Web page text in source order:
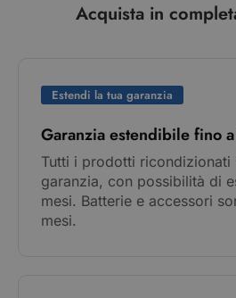
Acquista in
Estendi la tua garanzia
Garanzia estendibile fino
Tutti i prodotti ricondizionati
garanzia, con possibilità di
mesi. Batterie e accessori
mesi.